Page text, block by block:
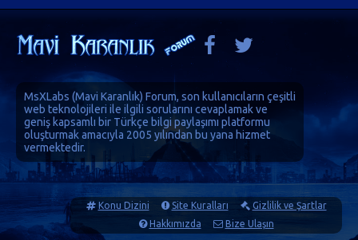
MsXLabs (Mavi Karanlık) Forum, son kullanıcıların çeşitli
web teknolojileri ile ilgili sorularını cevaplamak ve
geniş kapsamlı bir Türkçe bilgi paylaşımı platformu
oluşturmak amacıyla 2005 yılından bu yana hizmet
vermektedir.
Konu Dizini Site Kuralları
Gizlilik ve Şartlar
Hakkımızda
Bize Ulaşın